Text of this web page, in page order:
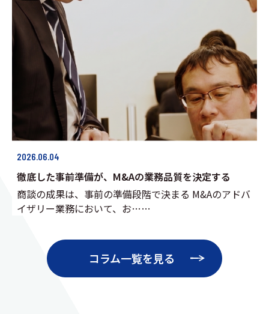
2026.06.04
徹底した事前準備が、M&Aの業務品質を決定する
商談の成果は、事前の準備段階で決まる M&Aのアドバ
イザリー業務において、お……
コラム一覧を見る